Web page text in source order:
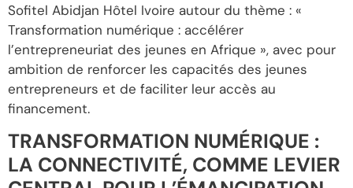
Sofitel Abidjan Hôtel Ivoire autour du thème : «
Transformation numérique : accélérer
l’entrepreneuriat des jeunes en Afrique », avec pour
ambition de renforcer les capacités des jeunes
entrepreneurs et de faciliter leur accès au
financement.
TRANSFORMATION NUMÉRIQUE :
LA CONNECTIVITÉ, COMME LEVIER